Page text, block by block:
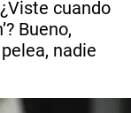
cuando
Bueno,
nadie